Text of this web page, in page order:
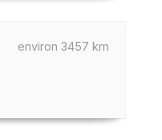
environ 3457 km